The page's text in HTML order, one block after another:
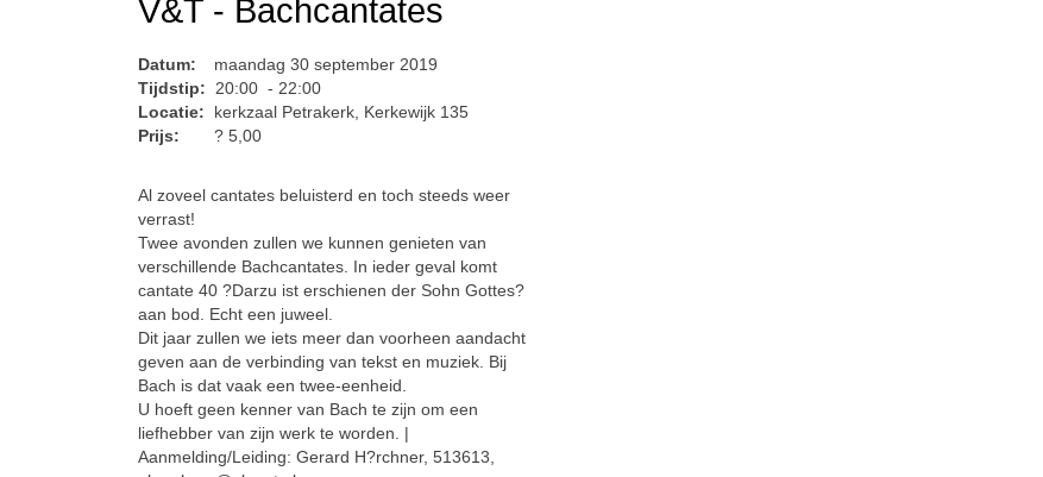
V&T - Bachcantates
Datum:
maandag 30 september 2019
Tijdstip:
20:00 - 22:00
Locatie:
kerkzaal Petrakerk, Kerkewijk 135
Prijs:
? 5,00
Al zoveel cantates beluisterd en toch steeds weer
verrast!
Twee avonden zullen we kunnen genieten van
verschillende Bachcantates. In ieder geval komt
cantate 40 ?Darzu ist erschienen der Sohn Gottes?
aan bod. Echt een juweel.
Dit jaar zullen we iets meer dan voorheen aandacht
geven aan de verbinding van tekst en muziek. Bij
Bach is dat vaak een twee-eenheid.
U hoeft geen kenner van Bach te zijn om een
liefhebber van zijn werk te worden. |
Aanmelding/Leiding: Gerard H?rchner, 513613,